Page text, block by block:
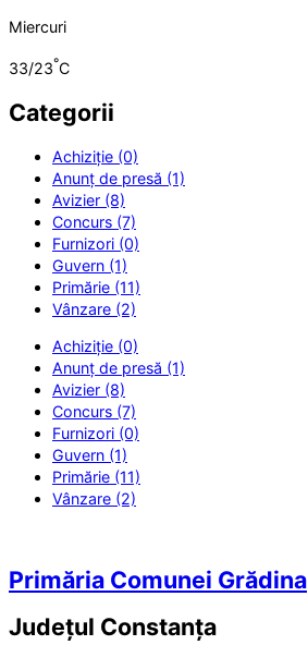
Miercuri
33/23°C
Categorii
Achiziție (0)
Anunț de presă (1)
Avizier (8)
Concurs (7)
Furnizori (0)
Guvern (1)
Primărie (11)
Vânzare (2)
Achiziție (0)
Anunț de presă (1)
Avizier (8)
Concurs (7)
Furnizori (0)
Guvern (1)
Primărie (11)
Vânzare (2)
Primăria Comunei Grădina
Județul Constanța